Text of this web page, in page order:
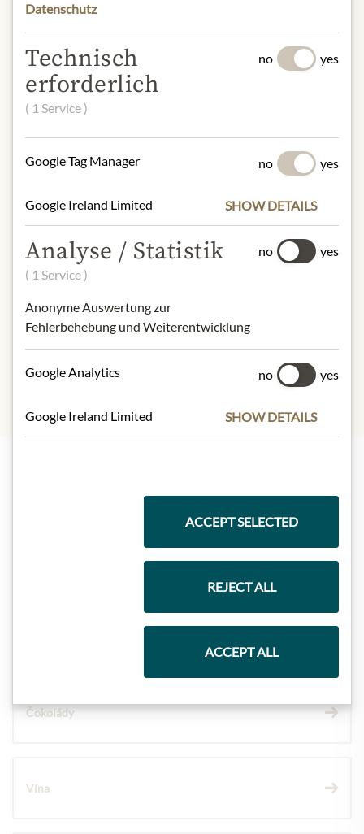
EGG Yolk, Free Range Whole EGG,
Acidity Regulator: Citric Acid; Gelling
Agent: Citrus Pectin
NUTRIČNÍ HODNOTY
100 g contain on average:
Fat:13g
Carbohydrates: 57g
- of which sugars:
Salt:0.27g
Sodium:0.11g
Nejlepší z našeho sortimentu
Čokolády
Vína
Datenschutz
Technisch
erforderlich
( 1 Service )
no yes
Google Tag Manager no yes
Google Ireland Limited SHOW DETAILS
Analyse / Statistik
( 1 Service )
Anonyme Auswertung zur
Fehlerbehebung und Weiterentwicklung
no yes
Google Analytics no yes
Google Ireland Limited SHOW DETAILS
ACCEPT SELECTED
REJECT ALL
ACCEPT ALL